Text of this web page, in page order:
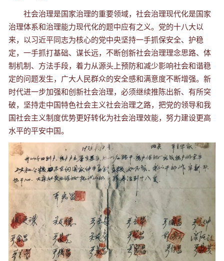
社会治理是国家治理的重要领域，社会治理现代化是国家
治理体系和治理能力现代化的题中应有之义。党的十八大以
来，以习近平同志为核心的党中央坚持一手抓保安全、护稳
定，一手抓打基础、谋长远，不断创新社会治理理念思路、体
制机制、方法手段，着力从源头上预防和减少影响社会和谐稳
定的问题发生，广大人民群众的安全感和满意度不断增强。新
时代进一步加强和创新社会治理，必须继续推陈出新、有所突
破，坚持走中国特色社会主义社会治理之路，把党的领导和我
国社会主义制度优势更好转化为社会治理效能，努力建设更高
水平的平安中国。